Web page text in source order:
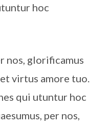
hoc
nos, glorificamus
virtus amore tuo.
qui utuntur hoc
per nos,